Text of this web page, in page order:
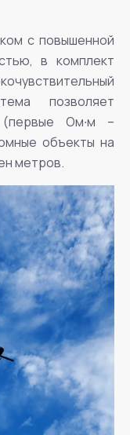
с повышенной
в комплект
позволяет
(первые Ом∙м –
объекты на
метров.